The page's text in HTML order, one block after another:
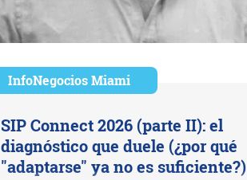
InfoNegocios Miami
SIP Connect 2026 (parte II): el
diagnóstico que duele (¿por qué
"adaptarse" ya no es suficiente?)